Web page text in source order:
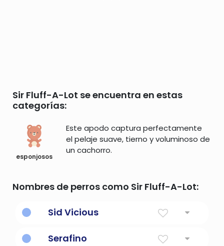
Sir Fluff-A-Lot se encuentra en estas
categorías:
esponjosos
Este apodo captura perfectamente
el pelaje suave, tierno y voluminoso de
un cachorro.
Nombres de perros como Sir Fluff-A-Lot:
Sid Vicious
Serafino